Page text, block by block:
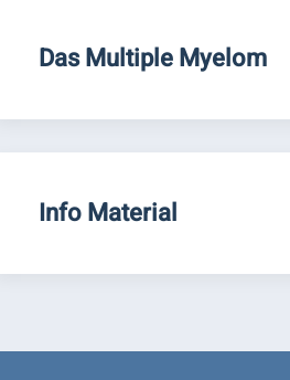
Das Multiple Myelom
Info Material